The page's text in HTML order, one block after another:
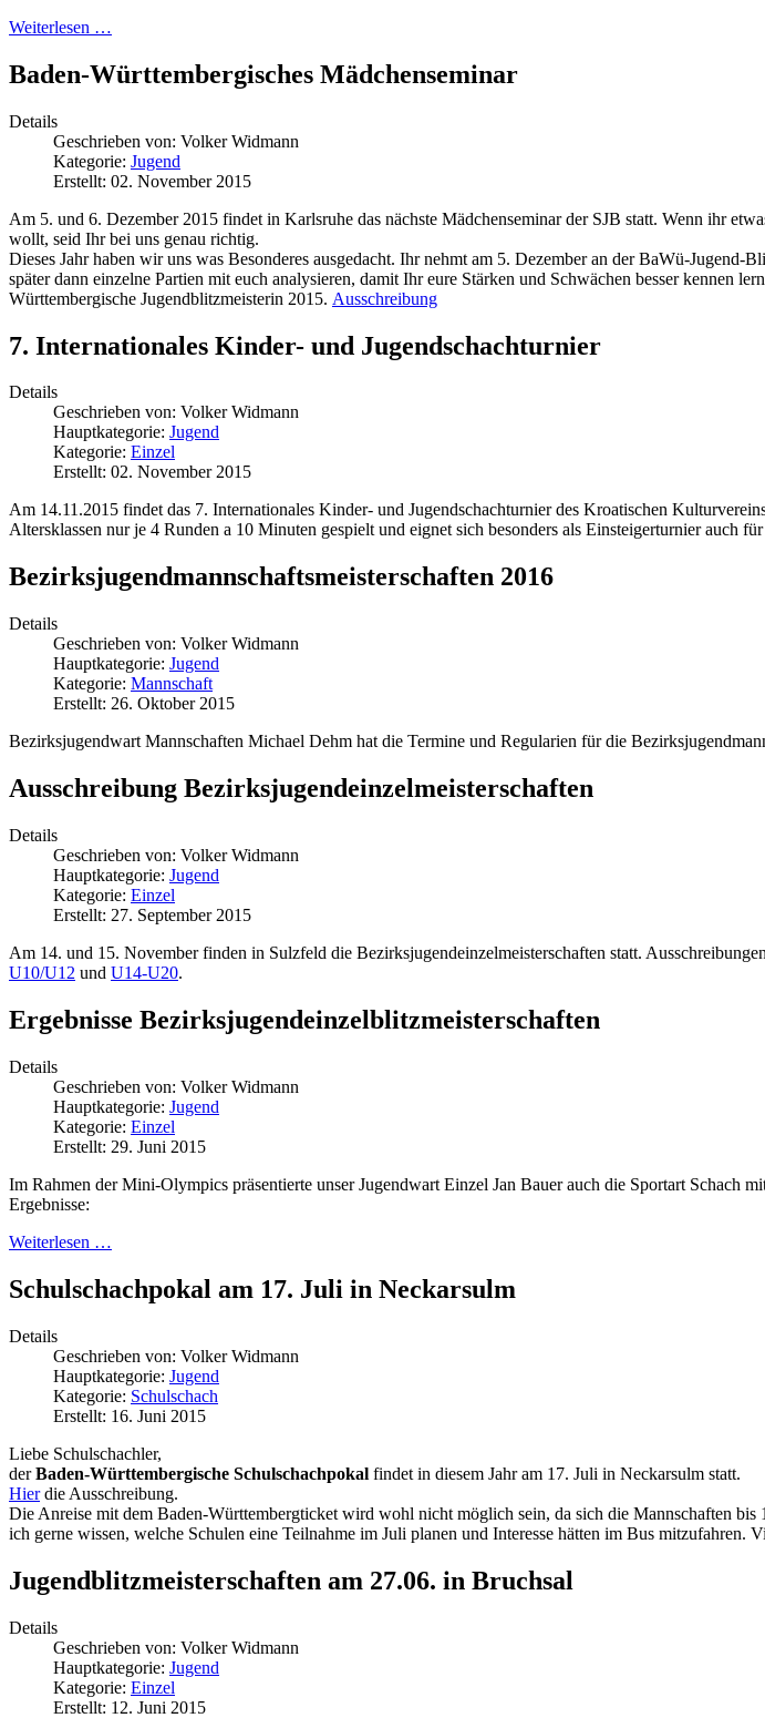
Weiterlesen …
Baden-Württembergisches Mädchenseminar
Details
Geschrieben von: Volker Widmann
Kategorie: Jugend
Erstellt: 02. November 2015
Am 5. und 6. Dezember 2015 findet in Karlsruhe das nächste Mädchenseminar der SJB statt. Wenn ihr
wollt, seid Ihr bei uns genau richtig.
Dieses Jahr haben wir uns was Besonderes ausgedacht. Ihr nehmt am 5. Dezember an der BaWü-
später dann einzelne Partien mit euch analysieren, damit Ihr eure Stärken und Schwächen besser kennen
Württembergische Jugendblitzmeisterin 2015. Ausschreibung
7. Internationales Kinder- und Jugendschachturnier
Details
Geschrieben von: Volker Widmann
Hauptkategorie: Jugend
Kategorie: Einzel
Erstellt: 02. November 2015
Am 14.11.2015 findet das 7. Internationales Kinder- und Jugendschachturnier des Kroatischen
Altersklassen nur je 4 Runden a 10 Minuten gespielt und eignet sich besonders als Einsteigerturnier auch
Bezirksjugendmannschaftsmeisterschaften 2016
Details
Geschrieben von: Volker Widmann
Hauptkategorie: Jugend
Kategorie: Mannschaft
Erstellt: 26. Oktober 2015
Bezirksjugendwart Mannschaften Michael Dehm hat die Termine und Regularien für die
Ausschreibung Bezirksjugendeinzelmeisterschaften
Details
Geschrieben von: Volker Widmann
Hauptkategorie: Jugend
Kategorie: Einzel
Erstellt: 27. September 2015
Am 14. und 15. November finden in Sulzfeld die Bezirksjugendeinzelmeisterschaften statt. Ausschreibungen
U10/U12 und U14-U20.
Ergebnisse Bezirksjugendeinzelblitzmeisterschaften
Details
Geschrieben von: Volker Widmann
Hauptkategorie: Jugend
Kategorie: Einzel
Erstellt: 29. Juni 2015
Im Rahmen der Mini-Olympics präsentierte unser Jugendwart Einzel Jan Bauer auch die Sportart Schach
Ergebnisse:
Weiterlesen …
Schulschachpokal am 17. Juli in Neckarsulm
Details
Geschrieben von: Volker Widmann
Hauptkategorie: Jugend
Kategorie: Schulschach
Erstellt: 16. Juni 2015
Liebe Schulschachler,
derBaden-Württembergische Schulschachpokal findet in diesem Jahr am 17. Juli in Neckarsulm statt.
Hierdie Ausschreibung.
Die Anreise mit dem Baden-Württembergticket wird wohl nicht möglich sein, da sich die Mannschaften
ich gerne wissen, welche Schulen eine Teilnahme im Juli planen und Interesse hätten im Bus mitzufahren.
Jugendblitzmeisterschaften am 27.06. in Bruchsal
Details
Geschrieben von: Volker Widmann
Hauptkategorie: Jugend
Kategorie: Einzel
Erstellt: 12. Juni 2015